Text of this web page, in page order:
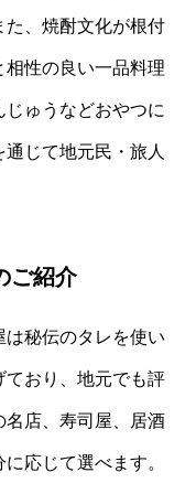
た、焼酎文化が根付
性の良い一品料理
ゅうなどおやつに
じて地元民・旅人
ご紹介
秘伝のタレを使い
ており、地元でも評
名店、寿司屋、居酒
応じて選べます。